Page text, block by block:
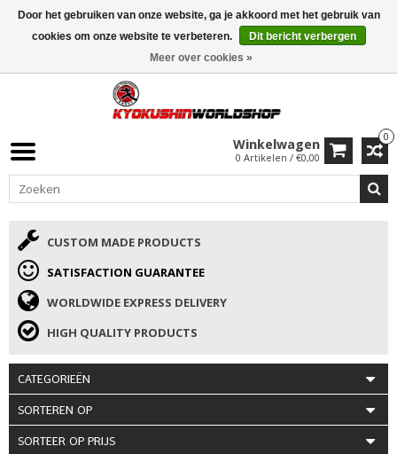
ISAMU SUMMER DEALS• 10% Korting + cadeau vanaf €169 →
0
Winkelwagen
0 Artikelen / €0,00
CUSTOM MADE PRODUCTS
SATISFACTION GUARANTEE
WORLDWIDE EXPRESS DELIVERY
HIGH QUALITY PRODUCTS
CATEGORIEËN
SORTEREN OP
SORTEER OP PRIJS
Door het gebruiken van onze website, ga je akkoord met het gebruik van
cookies om onze website te verbeteren.
Dit bericht verbergen
Meer over cookies »